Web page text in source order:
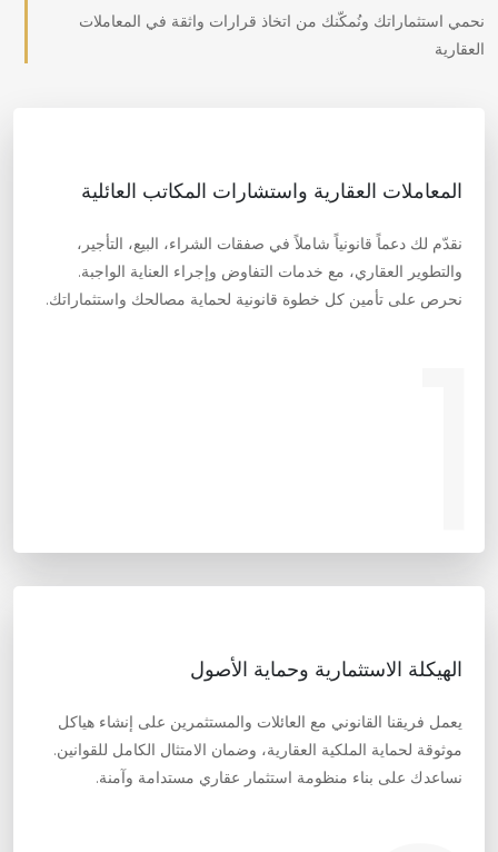
نحمي استثماراتك ونُمكّنك من اتخاذ قرارات واثقة في المعاملات
العقارية
المعاملات العقارية واستشارات المكاتب العائلية
نقدّم لك دعماً قانونياً شاملاً في صفقات الشراء، البيع، التأجير،
والتطوير العقاري، مع خدمات التفاوض وإجراء العناية الواجبة.
نحرص على تأمين كل خطوة قانونية لحماية مصالحك واستثماراتك.
الهيكلة الاستثمارية وحماية الأصول
يعمل فريقنا القانوني مع العائلات والمستثمرين على إنشاء هياكل
موثوقة لحماية الملكية العقارية، وضمان الامتثال الكامل للقوانين.
نساعدك على بناء منظومة استثمار عقاري مستدامة وآمنة.